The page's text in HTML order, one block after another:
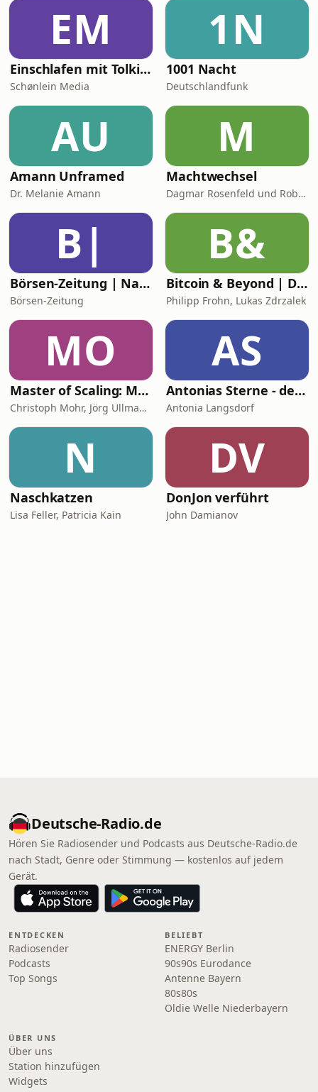
EM
Einschlafen mit Tolkien
Schønlein Media
1N
1001 Nacht
Deutschlandfunk
AU
Amann Unframed
Dr. Melanie Amann
M
Machtwechsel
Dagmar Rosenfeld und Robin Alexander
B|
Börsen-Zeitung | Nachhaltiges Investieren
Börsen-Zeitung
B&
Bitcoin & Beyond | Dein Geld neu denken
Philipp Frohn, Lukas Zdrzalek
MO
Master of Scaling: Marketing messbar machen – mit Ads, Automatisierung & KI
Christoph Mohr, Jörg Ullmann, Master of Search GmbH
AS
Antonias Sterne - der Astrologie Podcast
Antonia Langsdorf
N
Naschkatzen
Lisa Feller, Patricia Kain
DV
DonJon verführt
John Damianov
Deutsche-Radio.de
Hören Sie Radiosender und Podcasts aus Deutsche-Radio.de
nach Stadt, Genre oder Stimmung — kostenlos auf jedem
Gerät.
ENTDECKEN
Radiosender
Podcasts
Top Songs
BELIEBT
ENERGY Berlin
90s90s Eurodance
Antenne Bayern
80s80s
Oldie Welle Niederbayern
ÜBER UNS
Über uns
Station hinzufügen
Widgets